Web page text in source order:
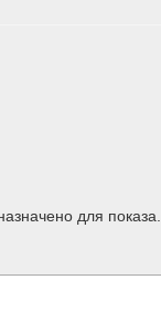
для показа.